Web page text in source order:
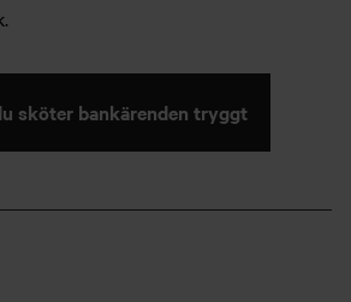
sköter bankärenden tryggt